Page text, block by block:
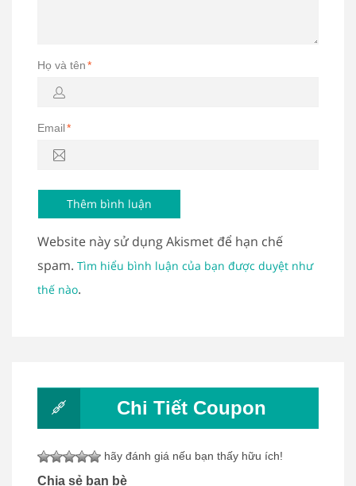
Họ và tên*
Email*
Website này sử dụng Akismet để hạn chế
spam. Tìm hiểu bình luận của bạn được duyệt như
thế nào.
Chi Tiết Coupon
hãy đánh giá nếu bạn thấy hữu ích!
Chia sẻ bạn bè